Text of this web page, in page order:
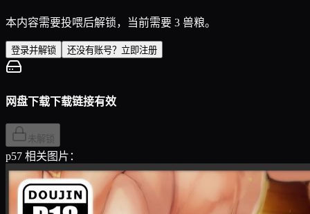
本内容需要投喂后解锁，当前需要 3 兽粮。
登录并解锁 还没有账号？立即注册
网盘下载下载链接有效
未解锁
p57 相关图片：